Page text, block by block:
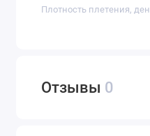
Плотность плетения, ден
Отзывы 0